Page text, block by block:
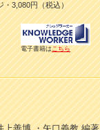
・3,080円（税込）
電子書籍はこちら